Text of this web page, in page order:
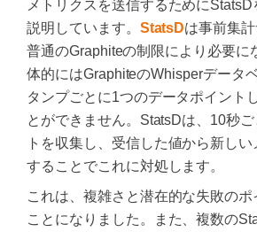
メトリクスを送信するために
説明しています。 StatsDは事前集計
普通のGraphiteの制限により必要に
体的にはGraphiteのWhisperデータ
タンプごとに1つのデータポイント
とができません。StatsDは、10秒
トを収集し、受信した値から新し
することでこれに対処します。
これは、複雑さと潜在的な失敗の
ことになりました。また、複数の